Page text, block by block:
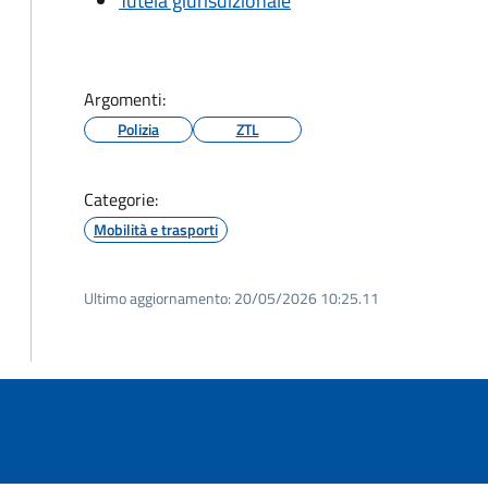
Argomenti:
Polizia ZTL
Categorie:
Mobilità e trasporti
Ultimo aggiornamento: 20/05/2026 10:25.11